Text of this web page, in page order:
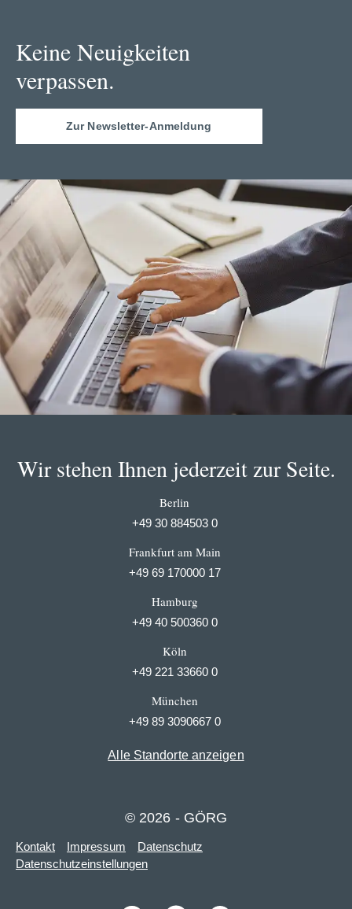
Keine Neuigkeiten
verpassen.
Zur Newsletter-Anmeldung
Wir stehen Ihnen jederzeit zur Seite.
Berlin
+49 30 884503 0
Frankfurt am Main
+49 69 170000 17
Hamburg
+49 40 500360 0
Köln
+49 221 33660 0
München
+49 89 3090667 0
Alle Standorte anzeigen
© 2026 - GÖRG
Kontakt Impressum
Datenschutz
Datenschutzeinstellungen